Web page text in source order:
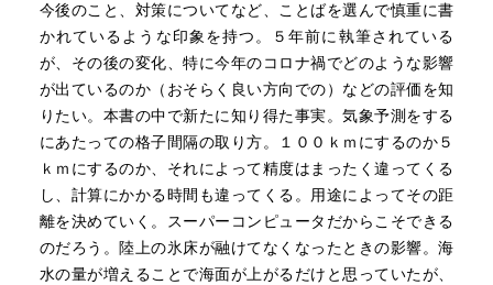
■異常気象は増えるか
異常気象は気候のゆらぎという普遍的なことなので、温
暖化した世界でも起こることは確実です。極端な現象の種
類、出現頻度、強度は変化するでしょう。特に、将来の温
暖化した気候では、熱波がより厳しく、より頻繁に、より
持続期間の長いものとなる危険性が増大します。また、降
水は集中してより激しくなるとともに、その間のほとんど
降水のない期間が長くなる傾向があります。このため、長
びく比較的乾燥した期間の合間に激しい豪雨が散在するこ
とになるでしょう。気温が上がるため陸上では蒸発が増
今後のこと、対策についてなど、ことばを選んで慎重に書
かれているような印象を持つ。５年前に執筆されている
が、その後の変化、特に今年のコロナ禍でどのような影響
が出ているのか（おそらく良い方向での）などの評価を知
りたい。本書の中で新たに知り得た事実。気象予測をする
にあたっての格子間隔の取り方。１００ｋｍにするのか５
ｋｍにするのか、それによって精度はまったく違ってくる
し、計算にかかる時間も違ってくる。用途によってその距
離を決めていく。スーパーコンピュータだからこそできる
のだろう。陸上の氷床が融けてなくなったときの影響。海
水の量が増えることで海面が上がるだけと思っていたが、